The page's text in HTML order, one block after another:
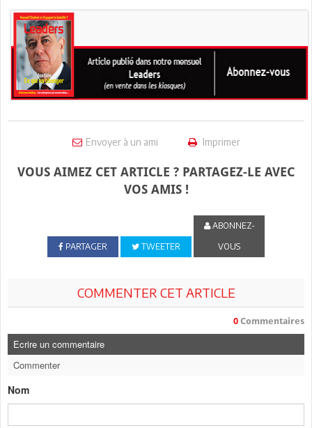
Envoyer à un ami Imprimer
VOUS AIMEZ CET ARTICLE ? PARTAGEZ-LE AVEC
VOS AMIS !
PARTAGER TWEETER
ABONNEZ-
VOUS
COMMENTER CET ARTICLE
0 Commentaires
Ecrire un commentaire
Commenter
Nom